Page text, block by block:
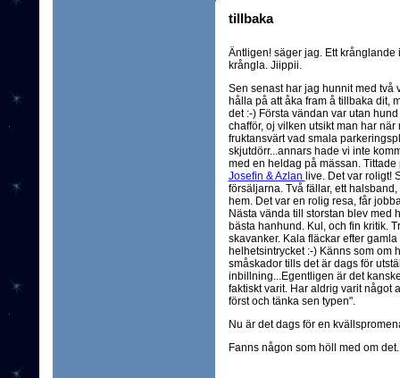
tillbaka
Äntligen! säger jag. Ett krånglande
krångla. Jiippii.
Sen senast har jag hunnit med två
hålla på att åka fram å tillbaka dit,
det :-) Första vändan var utan
chafför, oj vilken utsikt man har
fruktansvärt vad smala
skjutdörr...annars hade vi inte
med en heldag på mässan.
Josefin & Azlan live. Det var roligt!
försäljarna. Två fällar, ett
hem. Det var en rolig resa, får
Nästa vända till storstan blev med
bästa hanhund. Kul, och fin kritik.
skavanker. Kala fläckar efter
helhetsintrycket :-) Känns som om
småskador tills det är dags för
inbillning...Egentligen är det
faktiskt varit. Har aldrig varit något
först och tänka sen typen".
Nu är det dags för en
Fanns någon som höll med om